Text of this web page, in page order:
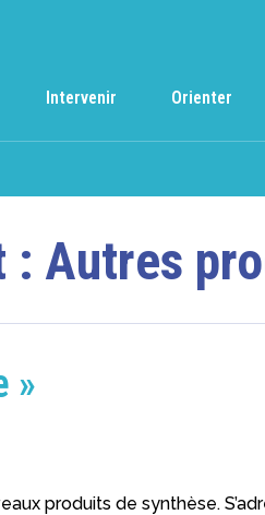
Intervenir Orienter
: Autres
»
produits de synthèse.